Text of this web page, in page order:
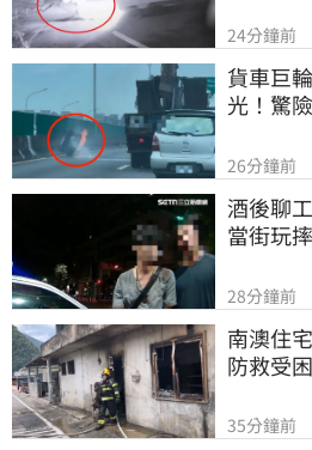
24分鐘前
貨車巨
光！驚
26分鐘前
酒後聊
當街玩
28分鐘前
南澳住
防救受
35分鐘前